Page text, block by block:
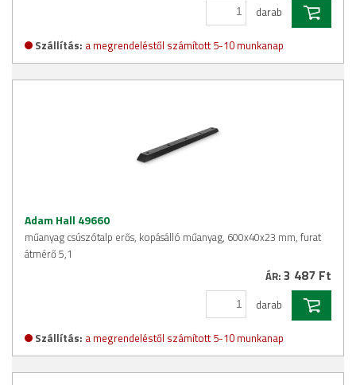
darab
Szállítás: a megrendeléstől számított 5-10 munkanap
Adam Hall 49660
műanyag csúszótalp erős, kopásálló műanyag, 600x40x23 mm, furat
átmérő 5,1
ÁR: 3 487 Ft
darab
Szállítás: a megrendeléstől számított 5-10 munkanap